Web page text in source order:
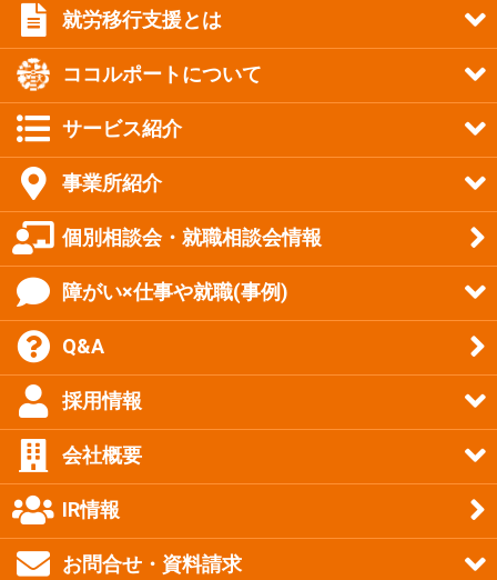
就労移行支援とは
ココルポートについて
サービス紹介
事業所紹介
個別相談会・就職相談会情報
障がい×仕事や就職(事例)
Q&A
採用情報
会社概要
IR情報
お問合せ・資料請求